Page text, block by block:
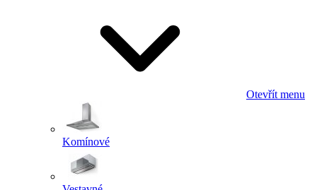
Otevřít menu
Komínové